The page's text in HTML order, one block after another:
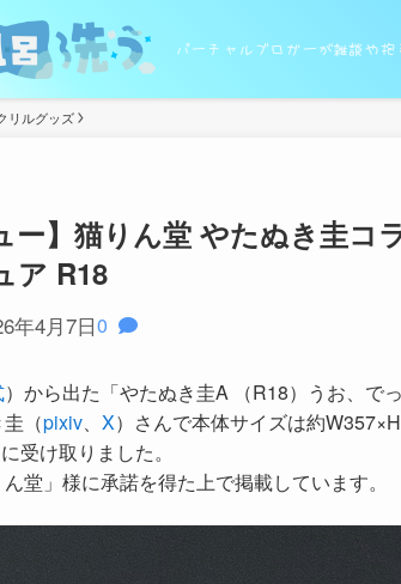
バーチャルブロガーが雑談や
リルグッズ
ー】猫りん堂 やたぬき圭
ア R18
年4月7日0
）から出た「やたぬき圭A （R18）うお、で
（pixiv、 X）さんで本体サイズは約
受け取りました。
堂」様に承諾を得た上で掲載しています。